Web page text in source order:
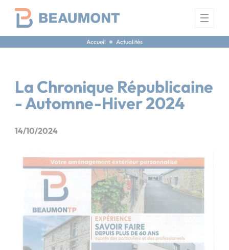
Accueil Actualités
La Chronique Républicaine
- Automne-Hiver 2024
14/10/2024